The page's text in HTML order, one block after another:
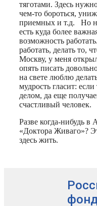
тяготами. Здесь
чем-то бороться,
приемных и т.д. Но
есть куда более
возможность
работать, делать то,
Москву, у меня
опять писать
на свете люблю
мудрость гласит:
делом, да еще
счастливый человек.
Разве когда-нибудь в
«Доктора Живаго»?
здесь жить.